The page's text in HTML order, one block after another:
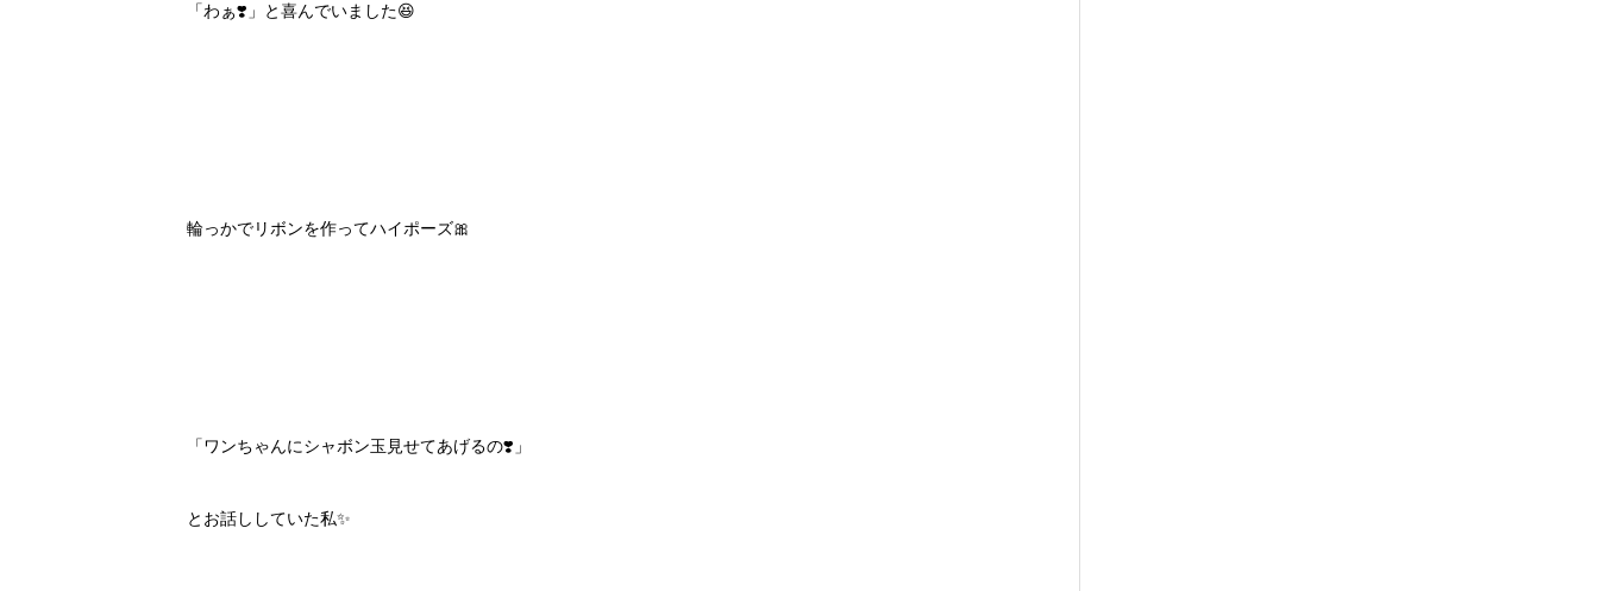
「わぁ❣️」と喜んでいました😆
輪っかでリボンを作ってハイポーズ🎀
「ワンちゃんにシャボン玉見せてあげるの❣️」
とお話ししていた私✨